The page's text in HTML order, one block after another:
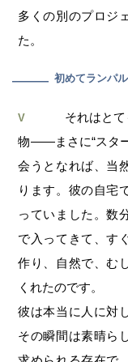
多くの別のプロジ
た。
― 初めてランパ
V
それはと
物——まさに“スタ
会うとなれば、当
ります。彼の自宅
っていました。数
で入ってきて、す
作り、自然で、む
くれたのです。
彼は本当に人に対
その瞬間は素晴ら